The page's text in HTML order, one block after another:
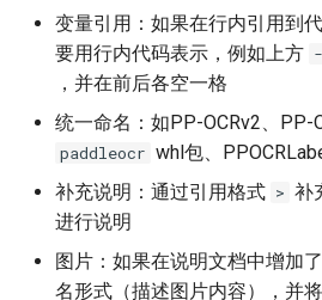
变量引用：如果在行内引用到
要用行内代码表示，例如上方
，并在前后各空一格
统一命名：如PP-OCRv2、PP-
paddleocr whl包、
补充说明：通过引用格式 > 补
进行说明
图片：如果在说明文档中增加
名形式（描述图片内容），并